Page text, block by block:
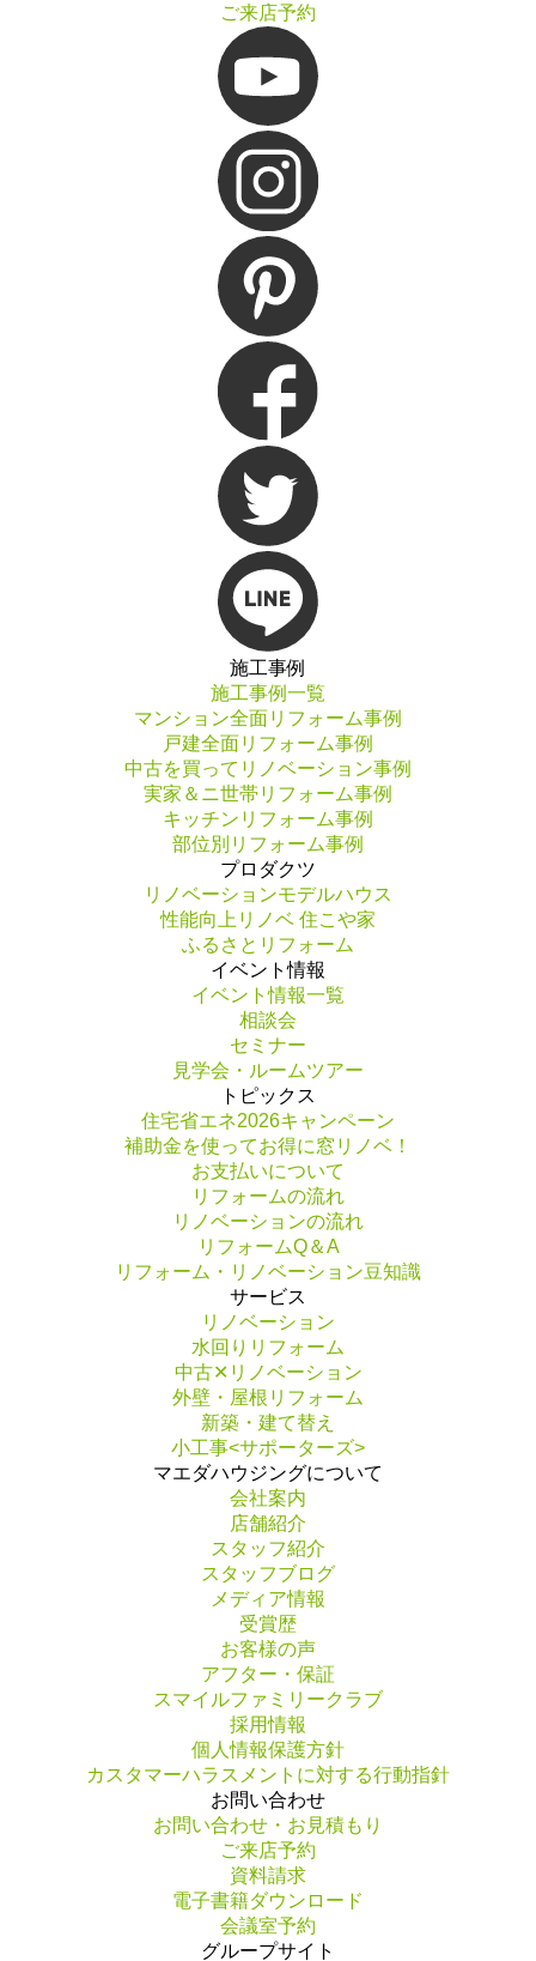
ご来店予約
施工事例
施工事例一覧
マンション全面リフォーム事例
戸建全面リフォーム事例
中古を買ってリノベーション事例
実家＆ニ世帯リフォーム事例
キッチンリフォーム事例
部位別リフォーム事例
プロダクツ
リノベーションモデルハウス
性能向上リノベ 住こや家
ふるさとリフォーム
イベント情報
イベント情報一覧
相談会
セミナー
見学会・ルームツアー
トピックス
住宅省エネ2026キャンペーン
補助金を使ってお得に窓リノベ！
お支払いについて
リフォームの流れ
リノベーションの流れ
リフォームQ＆A
リフォーム・リノベーション豆知識
サービス
リノベーション
水回りリフォーム
中古✕リノベーション
外壁・屋根リフォーム
新築・建て替え
小工事<サポーターズ>
マエダハウジングについて
会社案内
店舗紹介
スタッフ紹介
スタッフブログ
メディア情報
受賞歴
お客様の声
アフター・保証
スマイルファミリークラブ
採用情報
個人情報保護方針
カスタマーハラスメントに対する行動指針
お問い合わせ
お問い合わせ・お見積もり
ご来店予約
資料請求
電子書籍ダウンロード
会議室予約
グループサイト